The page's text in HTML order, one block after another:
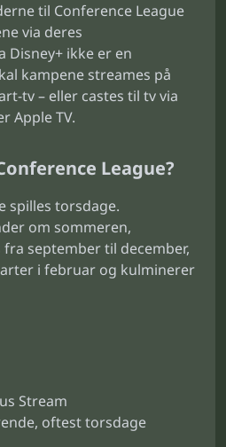
til Conference League
via deres
Disney+ ikke er en
kampene streames på
tv – eller castes til tv via
Apple TV.
League?
spilles torsdage.
om sommeren,
september til december,
i februar og kulminerer
Stream
oftest torsdage